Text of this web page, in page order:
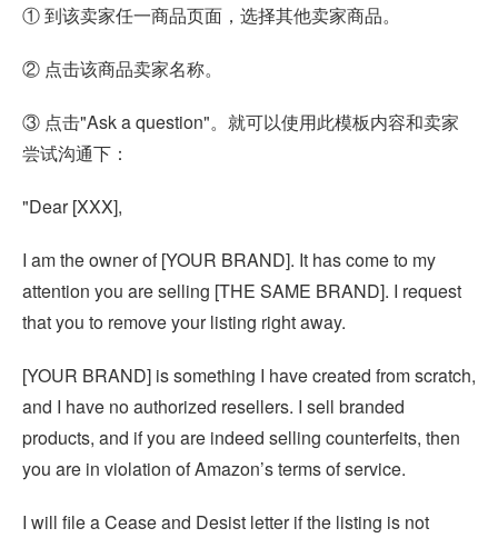
① 到该卖家任一商品页面，选择其他卖家商品。
② 点击该商品卖家名称。
③ 点击"Ask a question"。就可以使用此模板内容和卖家
尝试沟通下：
"Dear [XXX],
I am the owner of [YOUR BRAND]. It has come to my
attention you are selling [THE SAME BRAND]. I request
that you to remove your listing right away.
[YOUR BRAND] is something I have created from scratch,
and I have no authorized resellers. I sell branded
products, and if you are indeed selling counterfeits, then
you are in violation of Amazon’s terms of service.
I will file a Cease and Desist letter if the listing is not